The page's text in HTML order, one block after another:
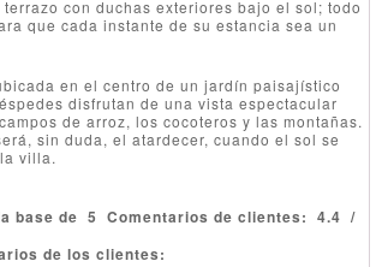
con duchas exteriores bajo el sol; todo
que cada instante de su estancia sea un
en el centro de un jardín paisajístico
disfrutan de una vista espectacular
de arroz, los cocoteros y las montañas.
sin duda, el atardecer, cuando el sol se
villa.
base de 5 Comentarios de clientes: 4.4 /
de los clientes: